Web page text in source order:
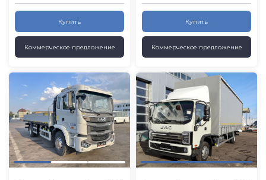
Купить
Коммерческое предложение
Купить
Коммерческое предложение